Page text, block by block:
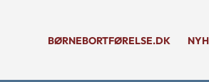
BØRNEBORTFØRELSE.DK